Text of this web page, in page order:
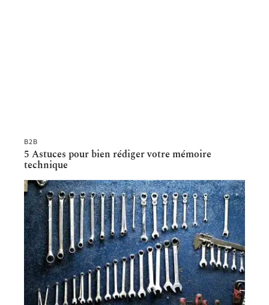
B2B
5 Astuces pour bien rédiger votre mémoire
technique